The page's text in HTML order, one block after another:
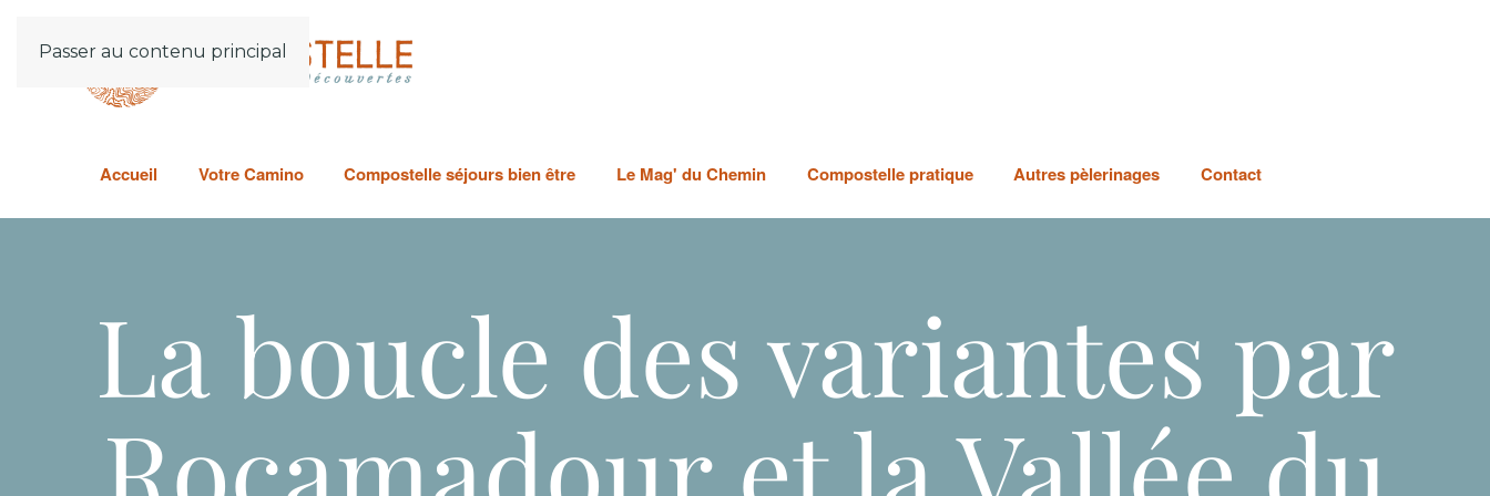
Passer au contenu principal
Accueil Votre Camino Compostelle séjours bien être Le Mag' du Chemin Compostelle pratique Autres pèlerinages Contact
La boucle des variantes par